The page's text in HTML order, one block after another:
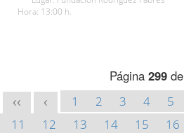
Hora: 13:00 h.
Página 299de
<< < 1 2 3 4 5
11
12 13 14 15 16